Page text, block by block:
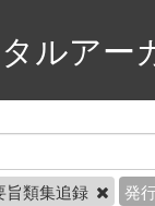
ルアー
旨類集追録 発